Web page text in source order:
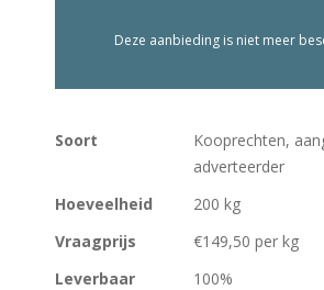
Soort
Kooprechten,
adverteerder
Hoeveelheid
200 kg
Vraagprijs
€149,50 per kg
Leverbaar
100%
Deze aanbieding is niet meer